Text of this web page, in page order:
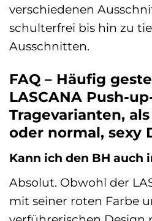
verschiedenen
schulterfrei bis hin zu
Ausschnitten.
FAQ – Häufig
LASCANA Push-
Tragevarianten,
oder normal, sexy
Kann ich den BH auch
Absolut. Obwohl der
mit seiner roten Farbe